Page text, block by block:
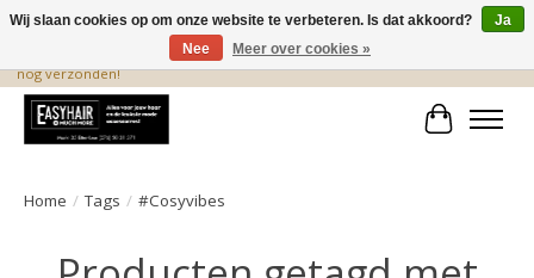
De beste produkten staan hier! Voor 15.00 uur besteld, wordt dezelfde dag
nog verzonden!
Home / Tags / #Cosyvibes
Wij slaan cookies op om onze website te verbeteren. Is dat akkoord?
Ja
Nee
Meer over cookies »